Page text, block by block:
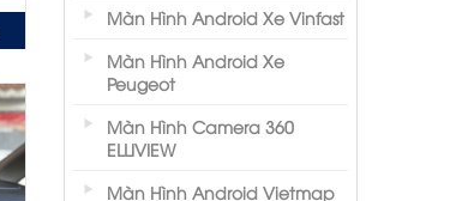
Màn Hình Android Xe Vinfast
Màn Hình Android Xe
Peugeot
Màn Hình Camera 360
ELLIVIEW
Màn Hình Android Vietmap